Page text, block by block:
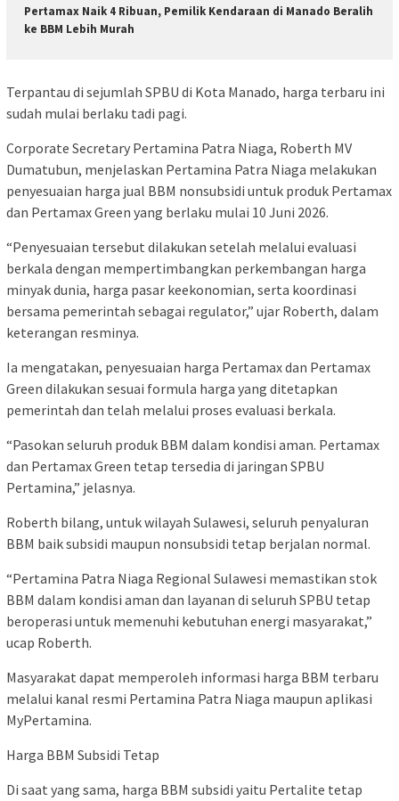
Pertamax Naik 4 Ribuan, Pemilik Kendaraan di Manado Beralih
ke BBM Lebih Murah
Terpantau di sejumlah SPBU di Kota Manado, harga terbaru ini
sudah mulai berlaku tadi pagi.
Corporate Secretary Pertamina Patra Niaga, Roberth MV
Dumatubun, menjelaskan Pertamina Patra Niaga melakukan
penyesuaian harga jual BBM nonsubsidi untuk produk Pertamax
dan Pertamax Green yang berlaku mulai 10 Juni 2026.
“Penyesuaian tersebut dilakukan setelah melalui evaluasi
berkala dengan mempertimbangkan perkembangan harga
minyak dunia, harga pasar keekonomian, serta koordinasi
bersama pemerintah sebagai regulator,” ujar Roberth, dalam
keterangan resminya.
Ia mengatakan, penyesuaian harga Pertamax dan Pertamax
Green dilakukan sesuai formula harga yang ditetapkan
pemerintah dan telah melalui proses evaluasi berkala.
“Pasokan seluruh produk BBM dalam kondisi aman. Pertamax
dan Pertamax Green tetap tersedia di jaringan SPBU
Pertamina,” jelasnya.
Roberth bilang, untuk wilayah Sulawesi, seluruh penyaluran
BBM baik subsidi maupun nonsubsidi tetap berjalan normal.
“Pertamina Patra Niaga Regional Sulawesi memastikan stok
BBM dalam kondisi aman dan layanan di seluruh SPBU tetap
beroperasi untuk memenuhi kebutuhan energi masyarakat,”
ucap Roberth.
Masyarakat dapat memperoleh informasi harga BBM terbaru
melalui kanal resmi Pertamina Patra Niaga maupun aplikasi
MyPertamina.
Harga BBM Subsidi Tetap
Di saat yang sama, harga BBM subsidi yaitu Pertalite tetap